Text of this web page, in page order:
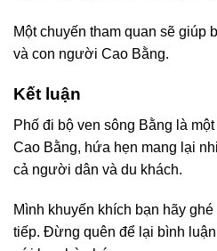
Một chuyến tham quan sẽ giúp
và con người Cao Bằng.
Kết luận
Phố đi bộ ven sông Bằng là
Cao Bằng, hứa hẹn mang lại
cả người dân và du khách.
Mình khuyến khích bạn hãy
tiếp. Đừng quên để lại bình